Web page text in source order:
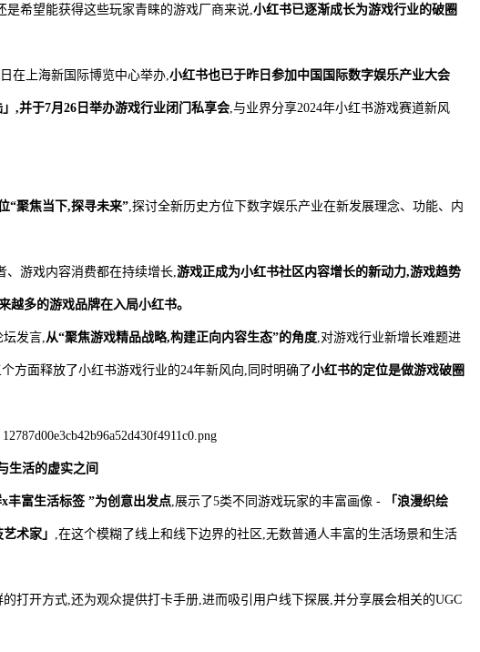
是希望能获得这些玩家青睐的游戏厂商来说,小红书已逐渐成长为游戏行业的破圈
在上海新国际博览中心举办,小红书也已于昨 日参加中国国际数字娱乐产业大会
,并于7月26日举办游戏行业闭门私享会,与业界分享2024年小红书游戏赛道新风
“聚焦当下,探寻未来”,探讨全新历史方位下数字娱乐产业在新发展理念、功能、内
、游戏内容消费都在持续增长,游戏正成为小红书社区内容增长的新动力,游戏趋势
越多的游戏品牌在入局小红书。
坛发言,从“聚焦游戏精品战略,构建正向内容生态”的角度,对游戏行业新增长难题进
方面释放了小红书游戏行业的24年新风向,同时明确了小红书的定位是做游戏破圈
生活的虚实之间
丰富生活标签 ”为创意出发点,展示了5类不同游戏玩家的丰富画像 - 「浪漫织绘
术家」 ,在这个模糊了线上和线下边界的社区,无数普通人丰富的生活场景和生活
打开方式,还为观众提供打卡手册,进而吸引用户线下探展,并分享展会相关的UGC